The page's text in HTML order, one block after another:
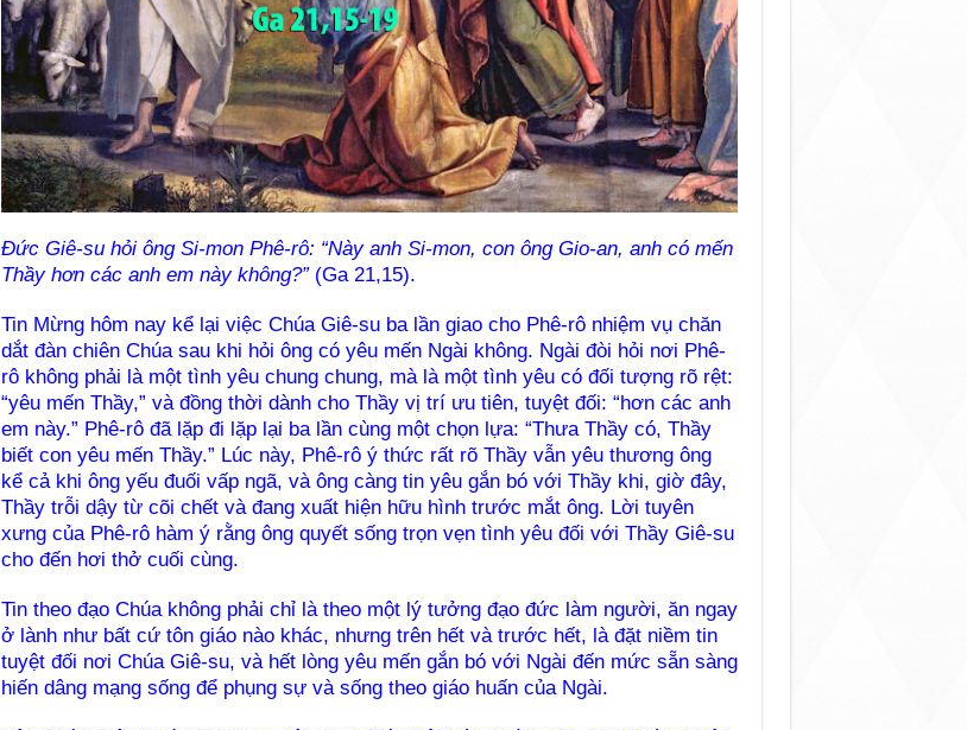
Đức Giê-su hỏi ông Si-mon Phê-rô: “Này anh Si-mon, con ông Gio-an, anh có mến
Thầy hơn các anh em này không?”(Ga 21,15).
Tin Mừng hôm nay kể lại việc Chúa Giê-su ba lần giao cho Phê-rô nhiệm vụ chăn
dắt đàn chiên Chúa sau khi hỏi ông có yêu mến Ngài không. Ngài đòi hỏi nơi Phê-
rô không phải là một tình yêu chung chung, mà là một tình yêu có đối tượng rõ rệt:
“yêu mến Thầy,” và đồng thời dành cho Thầy vị trí ưu tiên, tuyệt đối: “hơn các anh
em này.” Phê-rô đã lặp đi lặp lại ba lần cùng một chọn lựa: “Thưa Thầy có, Thầy
biết con yêu mến Thầy.” Lúc này, Phê-rô ý thức rất rõ Thầy vẫn yêu thương ông
kể cả khi ông yếu đuối vấp ngã, và ông càng tin yêu gắn bó với Thầy khi, giờ đây,
Thầy trỗi dậy từ cõi chết và đang xuất hiện hữu hình trước mắt ông. Lời tuyên
xưng của Phê-rô hàm ý rằng ông quyết sống trọn vẹn tình yêu đối với Thầy Giê-su
cho đến hơi thở cuối cùng.
Tin theo đạo Chúa không phải chỉ là theo một lý tưởng đạo đức làm người, ăn ngay
ở lành như bất cứ tôn giáo nào khác, nhưng trên hết và trước hết, là đặt niềm tin
tuyệt đối nơi Chúa Giê-su, và hết lòng yêu mến gắn bó với Ngài đến mức sẵn sàng
hiến dâng mạng sống để phụng sự và sống theo giáo huấn của Ngài.